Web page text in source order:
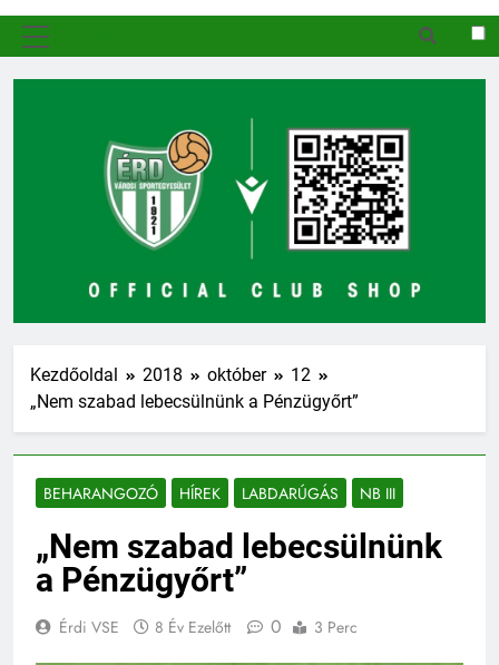
Kezdőoldal 2018 október
12
„Nem szabad lebecsülnünk a Pénzügyőrt”
BEHARANGOZÓ HÍREK LABDARÚGÁS NB III
„Nem szabad lebecsülnünk
a Pénzügyőrt”
Érdi VSE 8 Év Ezelőtt 0 3 Perc